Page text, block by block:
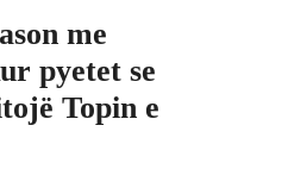
me
pyetet se
Topin e